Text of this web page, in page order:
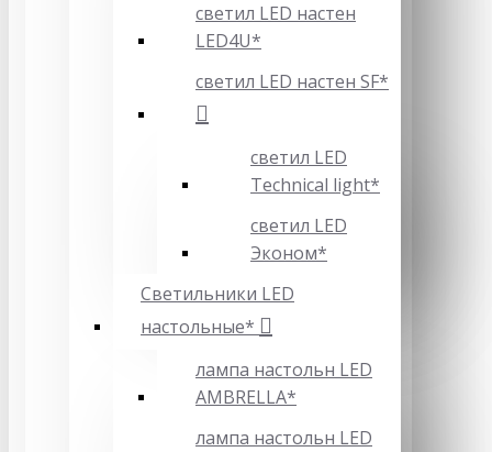
светил LED настен
LED4U*
светил LED настен SF*
светил LED
Technical light*
светил LED
Эконом*
Светильники LED
настольные*
лампа настольн LED
AMBRELLA*
лампа настольн LED